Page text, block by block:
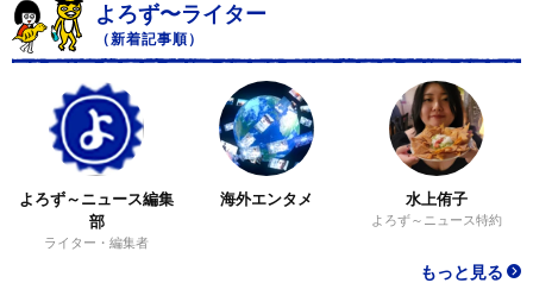
よろず〜ライター
（新着記事順）
よろず～ニュース編集
部
ライター・編集者
海外エンタメ 水上侑子
よろず～ニュース特約
もっと見る